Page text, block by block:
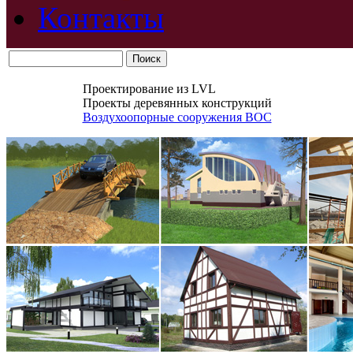
Контакты
Проектирование из LVL
Проекты деревянных конструкций
Воздухоопорные сооружения ВОС